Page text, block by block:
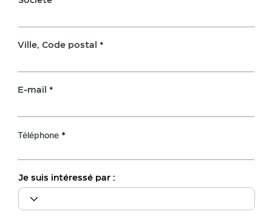
Ville, Code postal
E-mail
Téléphone
Je suis intéressé par :